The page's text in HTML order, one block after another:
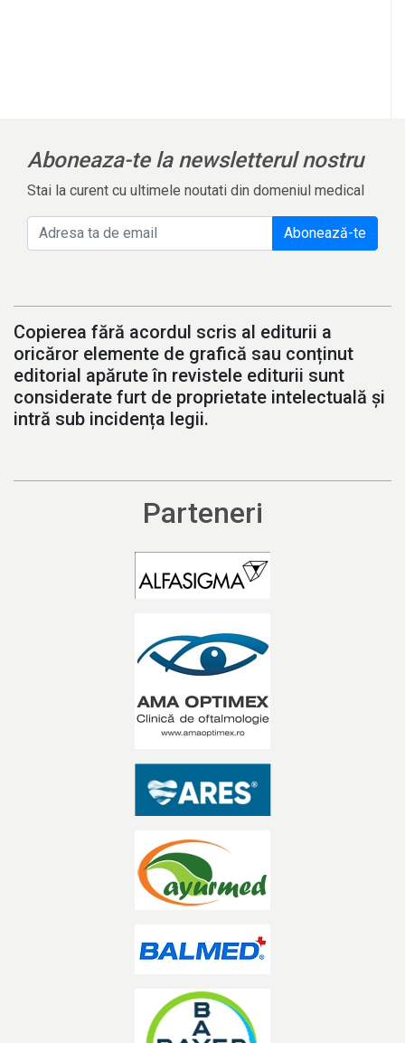
Aboneaza-te la newsletterul nostru
Stai la curent cu ultimele noutati din domeniul medical
Abonează-te
Copierea fără acordul scris al editurii a
oricăror elemente de grafică sau conținut
editorial apărute în revistele editurii sunt
considerate furt de proprietate intelectuală și
intră sub incidența legii.
Parteneri